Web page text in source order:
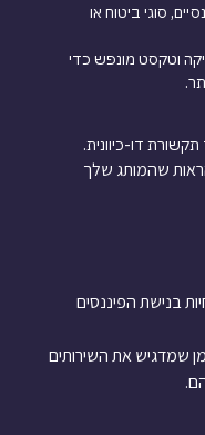
סוגי ביטוח או
וטקסט מונפש כדי
דו-כיוונית.
שהמותג שלך
בנישת הפיננסים
שמדגיש את השירותים